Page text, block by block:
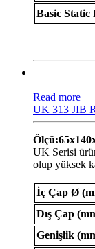
Basic Static
Read more
UK 313 JIB
UK Serisi
olup yüksek
İç Çap Ø
Dış Çap
Genişlik